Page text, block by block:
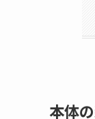
本体